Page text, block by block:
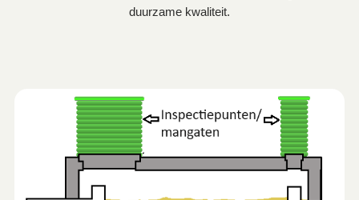
duurzame kwaliteit.